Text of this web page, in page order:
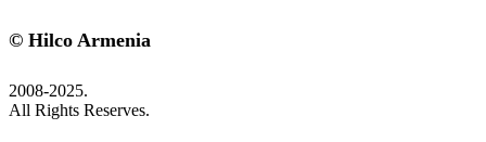
© Hilco Armenia
2008-2025.
All Rights Reserves.